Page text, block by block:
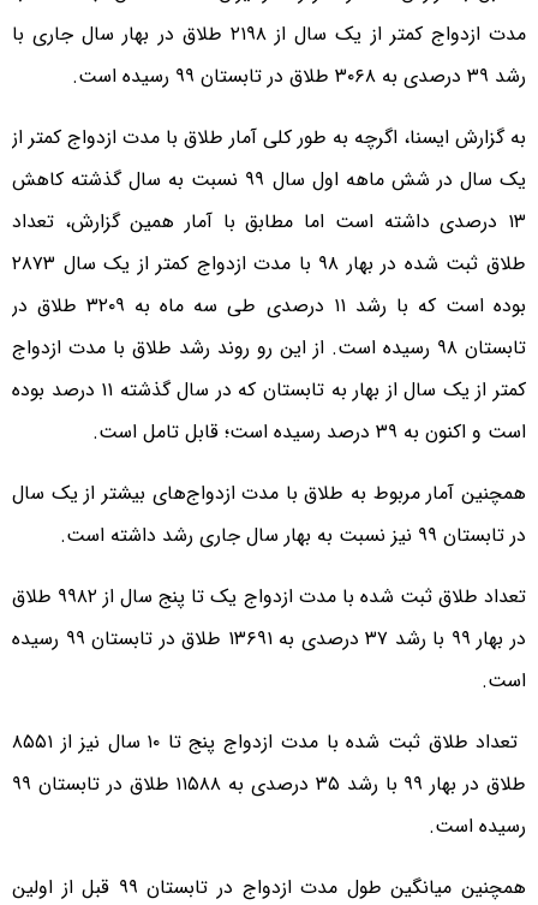
مدت ازدواج کمتر از یک سال از ۲۱۹۸ طلاق در بهار سال جاری با
رشد ۳۹ درصدی به ۳۰۶۸ طلاق در تابستان ۹۹ رسیده است.
به گزارش ایسنا، اگرچه به طور کلی آمار طلاق با مدت ازدواج کمتر از
یک سال در شش ماهه اول سال ۹۹ نسبت به سال گذشته کاهش
۱۳ درصدی داشته است اما مطابق با آمار همین گزارش، تعداد
طلاق ثبت شده در بهار ۹۸ با مدت ازدواج کمتر از یک سال ۲۸۷۳
بوده است که با رشد ۱۱ درصدی طی سه ماه به ۳۲۰۹ طلاق در
تابستان ۹۸ رسیده است. از این رو روند رشد طلاق با مدت ازدواج
کمتر از یک سال از بهار به تابستان که در سال گذشته ۱۱ درصد بوده
است و اکنون به ۳۹ درصد رسیده است؛ قابل تامل است.
همچنین آمار مربوط به طلاق با مدت ازدواج‌های بیشتر از یک سال
در تابستان ۹۹ نیز نسبت به بهار سال جاری رشد داشته است.
تعداد طلاق ثبت شده با مدت ازدواج یک تا پنج سال از ۹۹۸۲ طلاق
در بهار ۹۹ با رشد ۳۷ درصدی به ۱۳۶۹۱ طلاق در تابستان ۹۹ رسیده
است.
تعداد طلاق ثبت شده با مدت ازدواج پنج تا ۱۰ سال نیز از ۸۵۵۱
طلاق در بهار ۹۹ با رشد ۳۵ درصدی به ۱۱۵۸۸ طلاق در تابستان ۹۹
رسیده است.
همچنین میانگین طول مدت ازدواج در تابستان ۹۹ قبل از اولین